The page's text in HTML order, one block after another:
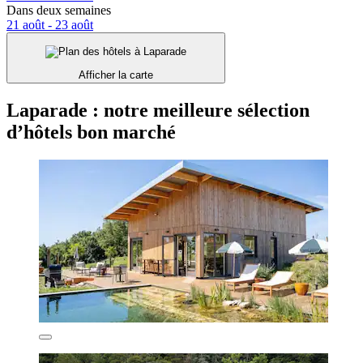
Dans deux semaines
21 août - 23 août
Afficher la carte
Laparade : notre meilleure sélection
d’hôtels bon marché